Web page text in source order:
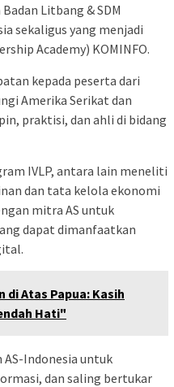
Litbang & SDM
sekaligus yang menjadi
Academy) KOMINFO.
kepada peserta dari
Amerika Serikat dan
praktisi, dan ahli di bidang
IVLP, antara lain meneliti
dan tata kelola ekonomi
mitra AS untuk
dapat dimanfaatkan
di Atas Papua: Kasih
Hati"
Indonesia untuk
dan saling bertukar